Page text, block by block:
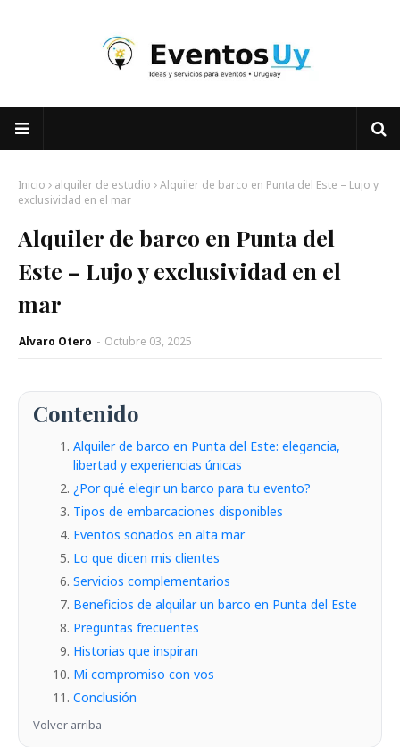
Inicio alquiler de estudio
Alquiler de barco en Punta del Este – Lujo y
exclusividad en el mar
Alquiler de barco en Punta del
Este – Lujo y exclusividad en el
mar
Alvaro Otero - Octubre 03, 2025
Contenido
Alquiler de barco en Punta del Este: elegancia,
libertad y experiencias únicas
¿Por qué elegir un barco para tu evento?
Tipos de embarcaciones disponibles
Eventos soñados en alta mar
Lo que dicen mis clientes
Servicios complementarios
Beneficios de alquilar un barco en Punta del Este
Preguntas frecuentes
Historias que inspiran
Mi compromiso con vos
Conclusión
Volver arriba